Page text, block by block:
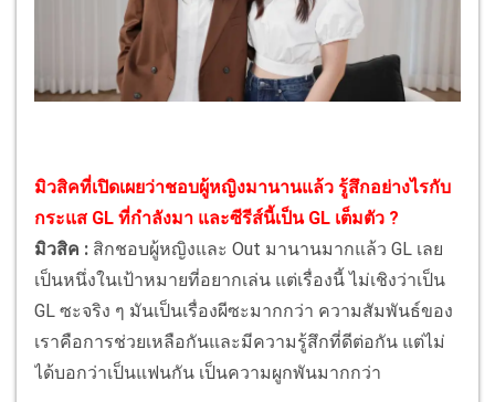
มิวสิคที่เปิดเผยว่าชอบผู้หญิงมานานแล้ว รู้สึกอย่างไรกับ
กระแส GL ที่กำลังมา และซีรีส์นี้เป็น GL เต็มตัว ?
มิวสิค : สิกชอบผู้หญิงและ Out มานานมากแล้ว GL เลย
เป็นหนึ่งในเป้าหมายที่อยากเล่น แต่เรื่องนี้ ไม่เชิงว่าเป็น
GL ซะจริง ๆ มันเป็นเรื่องผีซะมากกว่า ความสัมพันธ์ของ
เราคือการช่วยเหลือกันและมีความรู้สึกที่ดีต่อกัน แต่ไม่
ได้บอกว่าเป็นแฟนกัน เป็นความผูกพันมากกว่า